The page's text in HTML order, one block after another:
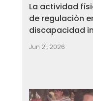
La actividad
de regulación
discapacidad
Jun 21, 2026